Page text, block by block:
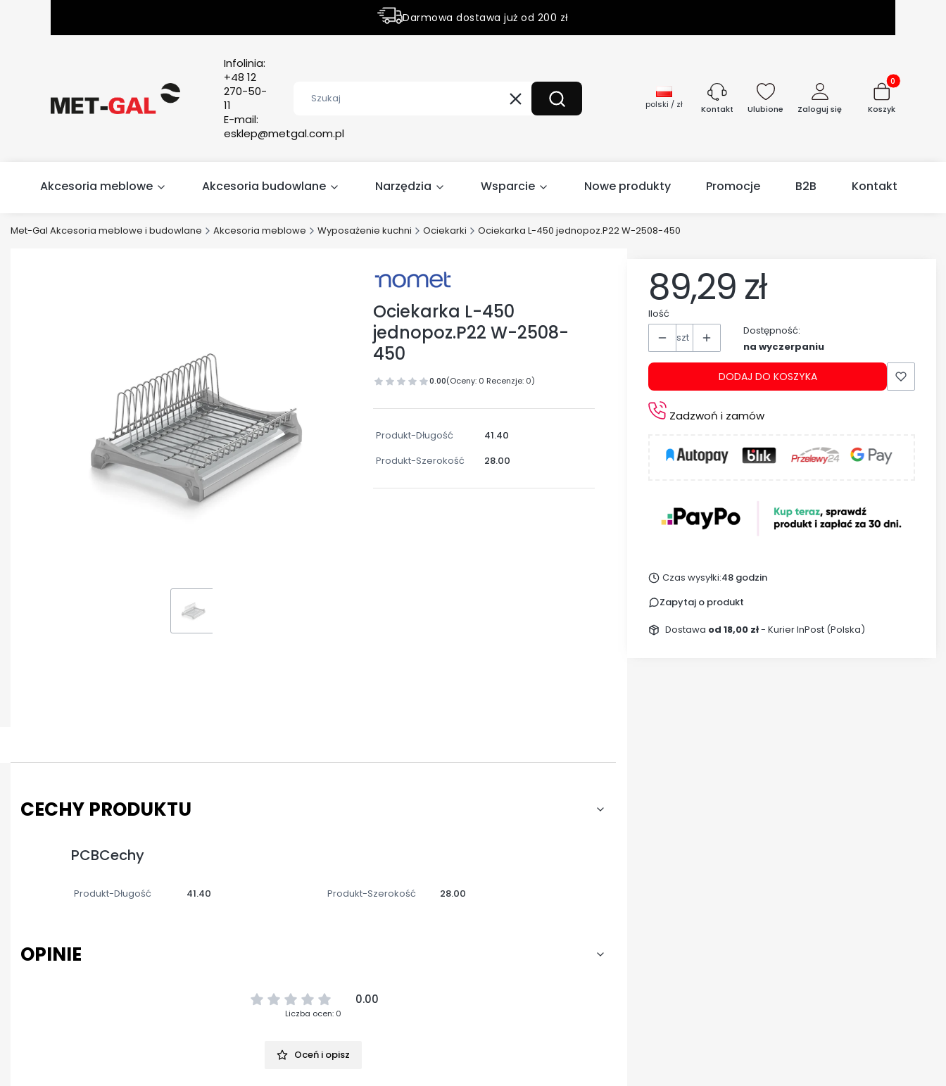
Darmowa dostawa już od 200 zł
Infolinia:
+48 12
270-50-
11
E-mail:
esklep@metgal.com.pl
WyczyśćSzukaj polski / zł Kontakt Ulubione Zaloguj się
Produkty w
Koszyk
Akcesoria meblowe Akcesoria budowlane Narzędzia Wsparcie Nowe produkty Promocje B2B Kontakt
Met-Gal Akcesoria meblowe i budowlane Akcesoria meblowe Wyposażenie kuchni Ociekarki Ociekarka L-450 jednopoz.P22 W-2508-450
Ociekarka L-450
jednopoz.P22 W-2508-
450
0.00(Oceny: 0 Recenzje: 0)
Produkt-Długość
41.40
Produkt-Szerokość
28.00
CECHY PRODUKTU
PCBCechy
Produkt-Długość 41.40 Produkt-Szerokość 28.00
OPINIE
0.00
Liczba ocen: 0
Oceń i opisz
89,29 zł
Ilość
szt
Dostępność:
na wyczerpaniu
DODAJ DO KOSZYKA
Zadzwoń i zamów
Czas wysyłki:48 godzin
Zapytaj o produkt
Dostawa od 18,00 zł- Kurier InPost (Polska)